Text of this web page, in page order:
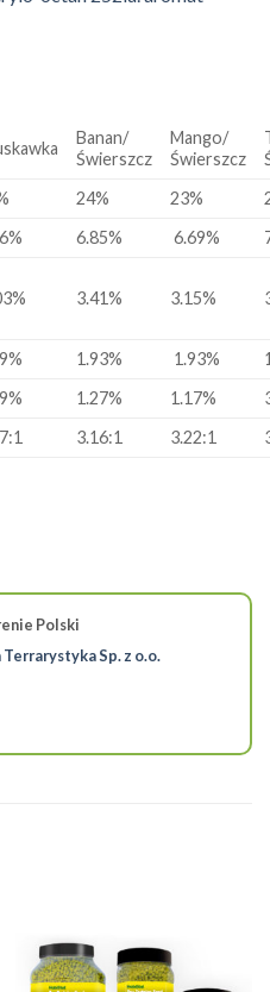
Banan/
Świerszcz
Mango/
Świerszcz
24% 23%
6.85% 6.69%
3.41% 3.15%
1.93% 1.93%
1.27% 1.17%
3.16:1 3.22:1
Polski
Sp. z o.o.